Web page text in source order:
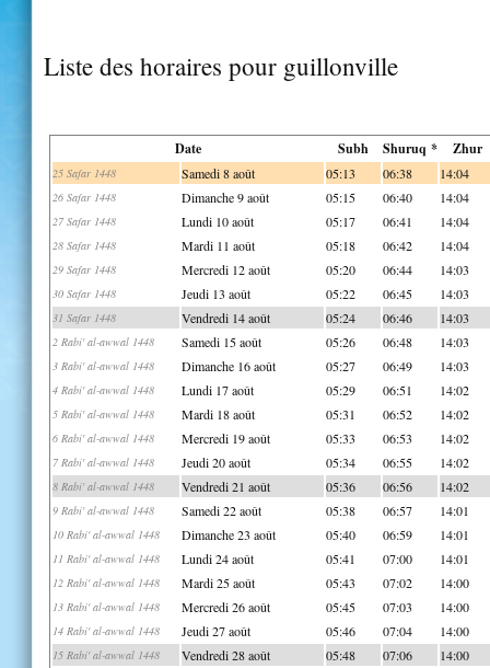
Liste des horaires pour guillonville
Date Subh Shuruq * Zhur
25 Safar 1448 Samedi 8 août 05:13 06:38 14:04
26 Safar 1448 Dimanche 9 août 05:15 06:40 14:04
27 Safar 1448 Lundi 10 août 05:17 06:41 14:04
28 Safar 1448 Mardi 11 août 05:18 06:42 14:04
29 Safar 1448 Mercredi 12 août 05:20 06:44 14:03
30 Safar 1448 Jeudi 13 août 05:22 06:45 14:03
31 Safar 1448 Vendredi 14 août 05:24 06:46 14:03
2 Rabi' al-awwal 1448 Samedi 15 août 05:26 06:48 14:03
3 Rabi' al-awwal 1448 Dimanche 16 août 05:27 06:49 14:03
4 Rabi' al-awwal 1448 Lundi 17 août 05:29 06:51 14:02
5 Rabi' al-awwal 1448 Mardi 18 août 05:31 06:52 14:02
6 Rabi' al-awwal 1448 Mercredi 19 août 05:33 06:53 14:02
7 Rabi' al-awwal 1448 Jeudi 20 août 05:34 06:55 14:02
8 Rabi' al-awwal 1448 Vendredi 21 août 05:36 06:56 14:02
9 Rabi' al-awwal 1448 Samedi 22 août 05:38 06:57 14:01
10 Rabi' al-awwal 1448 Dimanche 23 août 05:40 06:59 14:01
11 Rabi' al-awwal 1448 Lundi 24 août 05:41 07:00 14:01
12 Rabi' al-awwal 1448 Mardi 25 août 05:43 07:02 14:00
13 Rabi' al-awwal 1448 Mercredi 26 août 05:45 07:03 14:00
14 Rabi' al-awwal 1448 Jeudi 27 août 05:46 07:04 14:00
15 Rabi' al-awwal 1448 Vendredi 28 août 05:48 07:06 14:00